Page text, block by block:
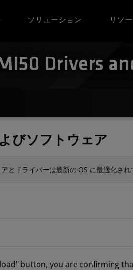
ソリューション リソ
Drivers
びソフトウェア
とドライバーは最新の OS に最適化さ
button, you are confirming